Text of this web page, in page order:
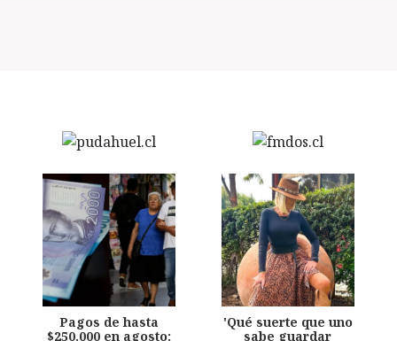
Pagos de hasta
$250.000 en agosto:
'Qué suerte que uno
sabe guardar